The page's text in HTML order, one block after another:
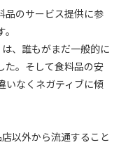
品のサービス提供に参
、誰もがまだ一般的に
た。そして食料品の安
いなくネガティブに傾
以外から流通すること